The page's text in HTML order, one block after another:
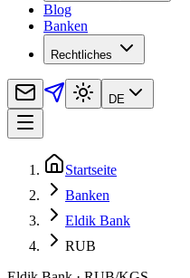
Blog
Banken
Rechtliches
DE
Startseite
Banken
Eldik Bank
RUB